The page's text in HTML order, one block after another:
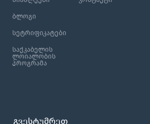
ბლოგი
სეტრიფიკატები
საქკაბელის
ლოიალობის
პროგრამა
გვესტუმრეთ